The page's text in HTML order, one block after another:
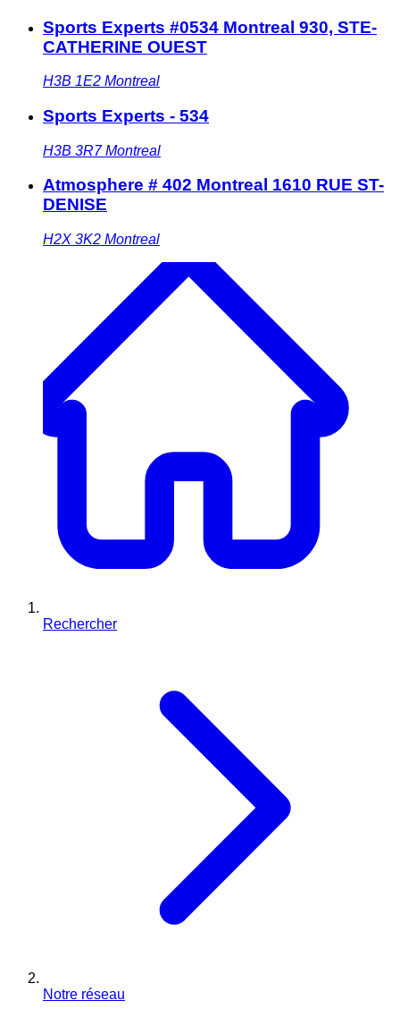
Sports Experts #0534 Montreal 930, STE-
CATHERINE OUEST
H3B 1E2 Montreal
Sports Experts - 534
H3B 3R7 Montreal
Atmosphere # 402 Montreal 1610 RUE ST-
DENISE
H2X 3K2 Montreal
Rechercher
Notre réseau